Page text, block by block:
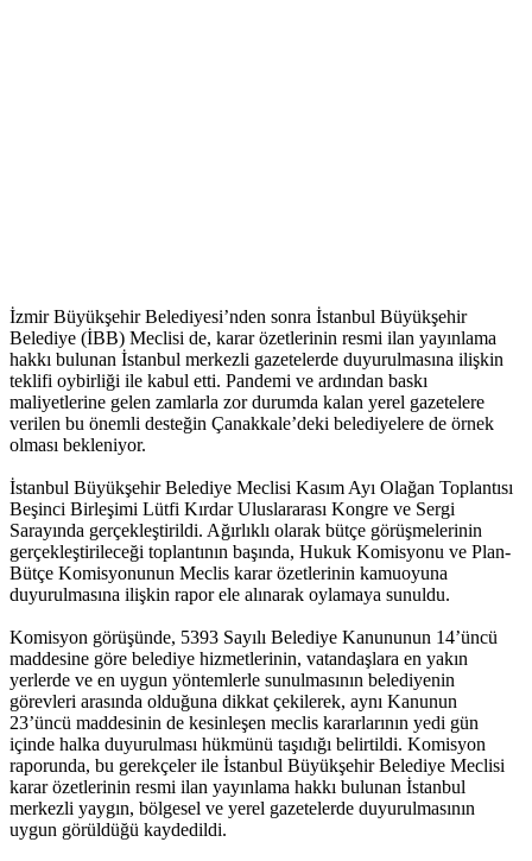
İzmir Büyükşehir Belediyesi’nden sonra İstanbul Büyükşehir
Belediye (İBB) Meclisi de, karar özetlerinin resmi ilan yayınlama
hakkı bulunan İstanbul merkezli gazetelerde duyurulmasına ilişkin
teklifi oybirliği ile kabul etti. Pandemi ve ardından baskı
maliyetlerine gelen zamlarla zor durumda kalan yerel gazetelere
verilen bu önemli desteğin Çanakkale’deki belediyelere de örnek
olması bekleniyor.
İstanbul Büyükşehir Belediye Meclisi Kasım Ayı Olağan Toplantısı
Beşinci Birleşimi Lütfi Kırdar Uluslararası Kongre ve Sergi
Sarayında gerçekleştirildi. Ağırlıklı olarak bütçe görüşmelerinin
gerçekleştirileceği toplantının başında, Hukuk Komisyonu ve Plan-
Bütçe Komisyonunun Meclis karar özetlerinin kamuoyuna
duyurulmasına ilişkin rapor ele alınarak oylamaya sunuldu.
Komisyon görüşünde, 5393 Sayılı Belediye Kanununun 14’üncü
maddesine göre belediye hizmetlerinin, vatandaşlara en yakın
yerlerde ve en uygun yöntemlerle sunulmasının belediyenin
görevleri arasında olduğuna dikkat çekilerek, aynı Kanunun
23’üncü maddesinin de kesinleşen meclis kararlarının yedi gün
içinde halka duyurulması hükmünü taşıdığı belirtildi. Komisyon
raporunda, bu gerekçeler ile İstanbul Büyükşehir Belediye Meclisi
karar özetlerinin resmi ilan yayınlama hakkı bulunan İstanbul
merkezli yaygın, bölgesel ve yerel gazetelerde duyurulmasının
uygun görüldüğü kaydedildi.